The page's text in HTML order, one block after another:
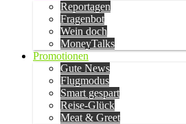
Reportagen
Fragenbot
Wein doch
MoneyTalks
Promotionen
Gute News
Flugmodus
Smart gespart
Reise-Glück
Meat & Greet